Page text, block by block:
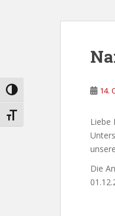
UMSCHALTEN AUF
SCHRIFT VERGRÖSSERN
14.
Liebe
Die